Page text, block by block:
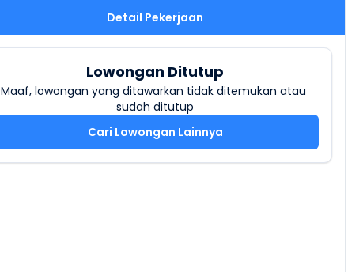
Detail Pekerjaan
Lowongan Ditutup
Maaf, lowongan yang ditawarkan tidak ditemukan atau
sudah ditutup
Cari Lowongan Lainnya